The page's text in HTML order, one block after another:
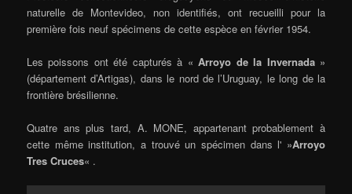
naturelle de Montevideo, non identifiés, ont recueilli pour la
première fois neuf spécimens de cette espèce en février 1954.
Les poissons ont été capturés à «Arroyo de la Invernada»
(département d’Artigas), dans le nord de l’Uruguay, le long de la
frontière brésilienne.
Quatre ans plus tard, A. MONE, appartenant probablement à
cette même institution, a trouvé un spécimen dans l' »Arroyo
Tres Cruces« .